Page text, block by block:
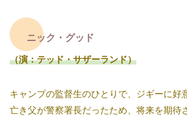
ニック・グッド
（演：テッド・サザーランド）
キャンプの監督生のひとりで、ジギーに好
亡き父が警察署長だったため、将来を期待